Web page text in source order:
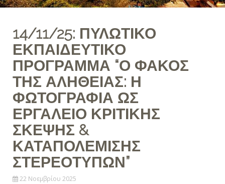
14/11/25: ΠΥΛΩΤΙΚΟ
ΕΚΠΑΙΔΕΥΤΙΚΟ
ΠΡΟΓΡΑΜΜΑ “Ο ΦΑΚΟΣ
ΤΗΣ ΑΛΗΘΕΙΑΣ: Η
ΦΩΤΟΓΡΑΦΙΑ ΩΣ
ΕΡΓΑΛΕΙΟ ΚΡΙΤΙΚΗΣ
ΣΚΕΨΗΣ &
ΚΑΤΑΠΟΛΕΜΙΣΗΣ
ΣΤΕΡΕΟΤΥΠΩΝ”
22 Νοεμβρίου 2025